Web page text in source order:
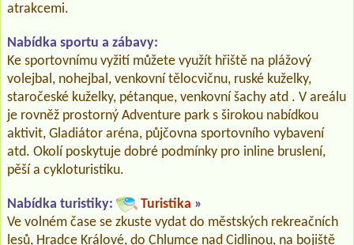
atrakcemi.
Nabídka sportu a zábavy:
Ke sportovnímu vyžití můžete využít hřiště na plážový
volejbal, nohejbal, venkovní tělocvičnu, ruské kuželky,
staročeské kuželky, pétanque, venkovní šachy atd . V areálu
je rovněž prostorný Adventure park s širokou nabídkou
aktivit, Gladiátor aréna, půjčovna sportovního vybavení
atd. Okolí poskytuje dobré podmínky pro inline bruslení,
pěší a cykloturistiku.
Nabídka turistiky: Turistika »
Ve volném čase se zkuste vydat do městských rekreačních
lesů, Hradce Králové, do Chlumce nad Cidlinou, na bojiště